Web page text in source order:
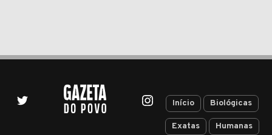
Início Biológicas
Exatas Humanas